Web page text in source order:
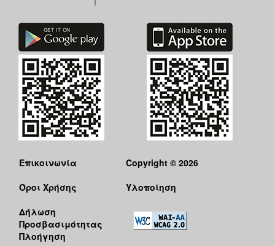
Επικοινωνία
Όροι Χρήσης
Δήλωση
Προσβασιμότητας
Πλοήγηση
Copyright © 2026
Υλοποίηση